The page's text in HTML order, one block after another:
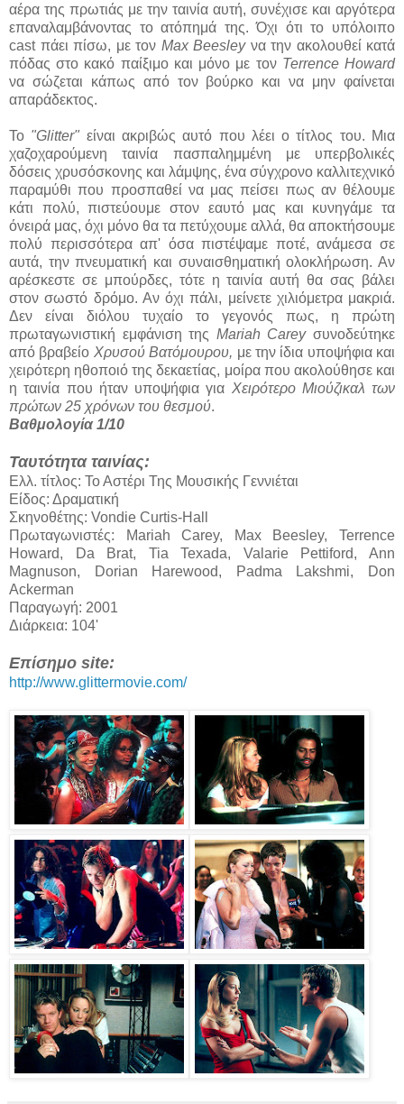
αέρα της πρωτιάς με την ταινία αυτή, συνέχισε και αργότερα
επαναλαμβάνοντας το ατόπημά της. Όχι ότι το υπόλοιπο
cast πάει πίσω, με τον Max Beesley να την ακολουθεί κατά
πόδας στο κακό παίξιμο και μόνο με τον Terrence Howard
να σώζεται κάπως από τον βούρκο και να μην φαίνεται
απαράδεκτος.
Το "Glitter" είναι ακριβώς αυτό που λέει ο τίτλος του. Μια
χαζοχαρούμενη ταινία πασπαλημμένη με υπερβολικές
δόσεις χρυσόσκονης και λάμψης, ένα σύγχρονο καλλιτεχνικό
παραμύθι που προσπαθεί να μας πείσει πως αν θέλουμε
κάτι πολύ, πιστεύουμε στον εαυτό μας και κυνηγάμε τα
όνειρά μας, όχι μόνο θα τα πετύχουμε αλλά, θα αποκτήσουμε
πολύ περισσότερα απ' όσα πιστέψαμε ποτέ, ανάμεσα σε
αυτά, την πνευματική και συναισθηματική ολοκλήρωση. Αν
αρέσκεστε σε μπούρδες, τότε η ταινία αυτή θα σας βάλει
στον σωστό δρόμο. Αν όχι πάλι, μείνετε χιλιόμετρα μακριά.
Δεν είναι διόλου τυχαίο το γεγονός πως, η πρώτη
πρωταγωνιστική εμφάνιση της Mariah Careyσυνοδεύτηκε
από βραβείο Χρυσού Βατόμουρου, με την ίδια υποψήφια και
χειρότερη ηθοποιό της δεκαετίας, μοίρα που ακολούθησε και
η ταινία που ήταν υποψήφια για Χειρότερο Μιούζικαλ των
πρώτων 25 χρόνων του θεσμού.
Βαθμολογία 1/10
Ταυτότητα ταινίας:
Ελλ. τίτλος: Το Αστέρι Της Μουσικής Γεννιέται
Είδος: Δραματική
Σκηνοθέτης: Vondie Curtis-Hall
Πρωταγωνιστές: Mariah Carey, Max Beesley, Terrence
Howard, Da Brat, Tia Texada, Valarie Pettiford, Ann
Magnuson, Dorian Harewood, Padma Lakshmi, Don
Ackerman
Παραγωγή: 2001
Διάρκεια: 104'
Επίσημο site:
http://www.glittermovie.com/